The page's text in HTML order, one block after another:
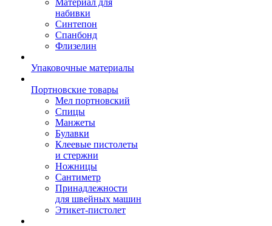
Материал для
набивки
Синтепон
Спанбонд
Флизелин
Упаковочные материалы
Портновские товары
Мел портновский
Спицы
Манжеты
Булавки
Клеевые пистолеты
и стержни
Ножницы
Сантиметр
Принадлежности
для швейных машин
Этикет-пистолет